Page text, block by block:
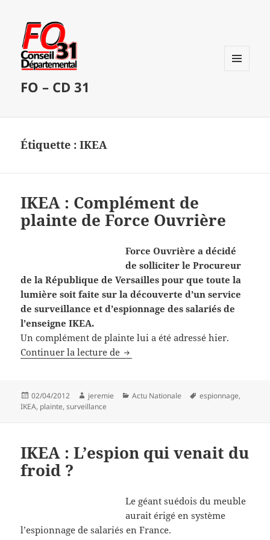
FO – CD 31
Étiquette :IKEA
IKEA : Complément de
plainte de Force Ouvrière
Force Ouvrière a décidé
de solliciter le Procureur
de la République de Versailles pour que toute la
lumière soit faite sur la découverte d’un service
de surveillance et d’espionnage des salariés de
l’enseigne IKEA.
Un complément de plainte lui a été adressé hier.
Continuer la lecture de IKEA : Complément de plainte de
Publié
le
02/04/2012 Auteur
jeremie Catégories
Actu Nationale
Mots-
espionnage,
IKEA, plainte,surveillance
IKEA : L’espion qui venait du
froid ?
Le géant suédois du meuble
aurait érigé en système
l’espionnage de salariés en France.